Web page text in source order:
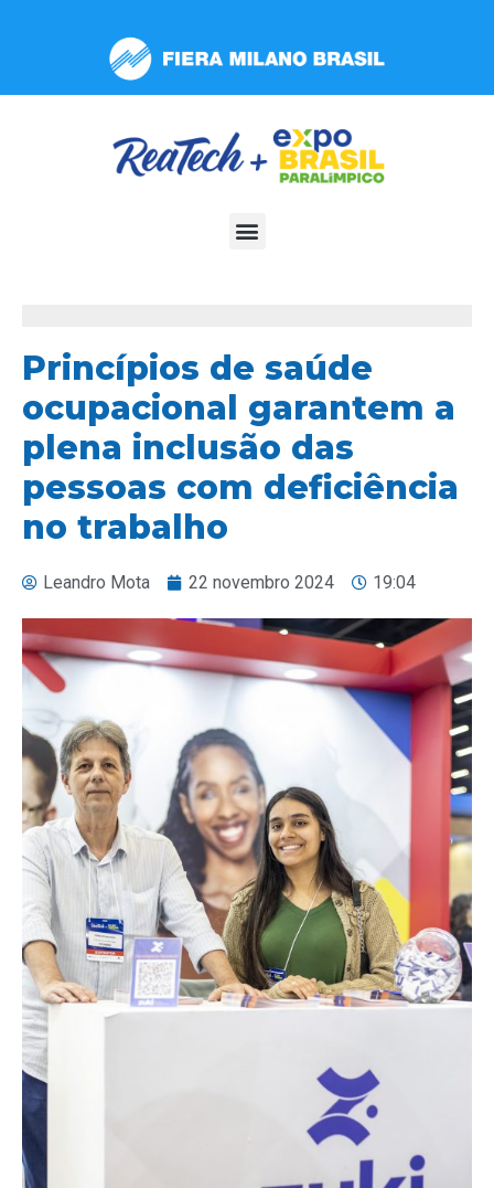
inclui
Princípios de saúde
ocupacional garantem a
plena inclusão das
pessoas com deficiência
no trabalho
Leandro Mota 22 novembro 2024 19:04